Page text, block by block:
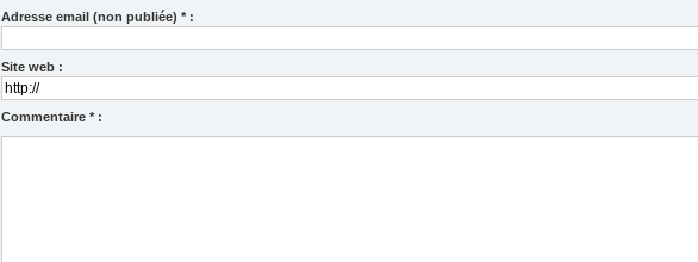
Adresse email (non publiée) * :
Site web :
Commentaire * :